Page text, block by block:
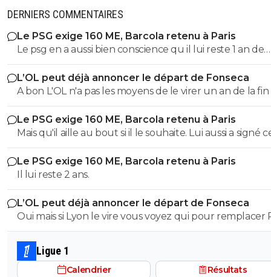
DERNIERS COMMENTAIRES
Le PSG exige 160 ME, Barcola retenu à Paris
Le psg en a aussi bien conscience qu il lui reste 1 an de
contrat 😁 après, c est le jeu de la négociation, on est
d août, y a toujours une marge de prix négociable
bonus et ils savent que Liverpool a tout à fait les
payer avec 750M de budget et un salaire de Salah en
Après, à Liverpool de voir s ils le veulent vraiment et le
sécuriser dès maintenant car rien de sûr qu il ne
pas par la suite, et rien de sûr qu il ne choisisse
fin de son contrat vu qu il a tout de même une très
côte, il n est peut-etre pas titulaire systématique à Paris
français, ça fait tout de même un beau cv attractif s il
devenait libre de contrat.
L’OL peut déjà annoncer le départ de Fonseca
A bon L'OL n'a pas les moyens de le virer un an de la
son contrat ça représente même pas 5M brute.
Le PSG exige 160 ME, Barcola retenu à Paris
Mais qu'il aille au bout si il le souhaite. Lui aussi a signé
contrat et lui aussi doit le respecter si pas d'accord avec
Liverpool. On va pas pleurer non plus....
Le PSG exige 160 ME, Barcola retenu à Paris
Il lui reste 2 ans.
L’OL peut déjà annoncer le départ de Fonseca
Oui mais si Lyon le vire vous voyez qui pour remplacer
Ligue 1
Calendrier Résultats